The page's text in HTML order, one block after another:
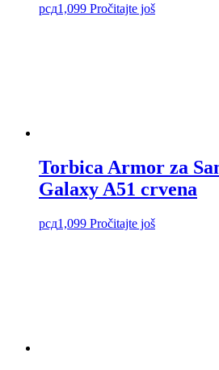
рсд1,099 Pročitajte još
Torbica Armor za
Galaxy A51 crvena
рсд1,099 Pročitajte još